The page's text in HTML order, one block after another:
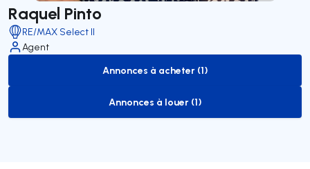
Raquel Pinto
RE/MAX Select II
Agent
to-buy-listing
Annonces à acheter (1)
to-rent-listing
Annonces à louer (1)